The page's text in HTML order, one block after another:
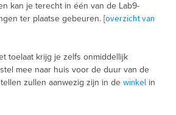
kan je terecht in één van de Lab9-
ter plaatse gebeuren. [overzicht van
toelaat krijg je zelfs onmiddellijk
mee naar huis voor de duur van de
zullen aanwezig zijn in de winkel in